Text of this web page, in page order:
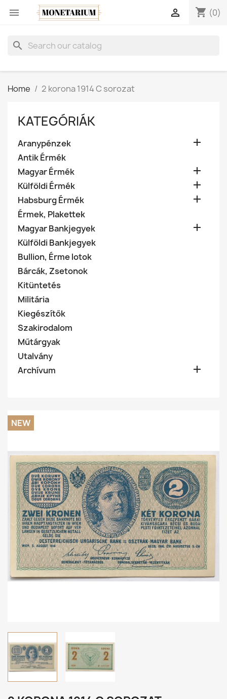
 shopping_cart (0)

search
Home 2 korona 1914 C sorozat
KATEGÓRIÁK
Aranypénzek 
Antik Érmék
Magyar Érmék

Külföldi Érmék 
Habsburg Érmék 
Érmek, Plakettek
Magyar Bankjegyek

Külföldi Bankjegyek
Bullion, Érme lotok
Bárcák, Zsetonok
Kitüntetés
Militária
Kiegészítők
Szakirodalom
Műtárgyak
Utalvány
Archívum

NEW